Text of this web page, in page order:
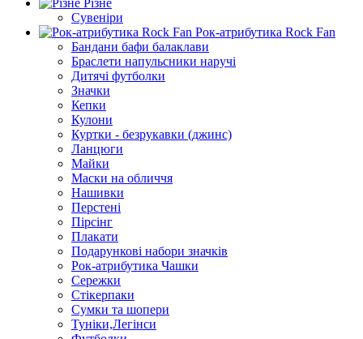
Різне
Сувеніри
Рок-атрибутика Rock Fan
Бандани бафи балаклави
Браслети напульсники наручі
Дитячі футболки
Значки
Кепки
Кулони
Куртки - безрукавки (джинс)
Ланцюги
Майки
Маски на обличчя
Нашивки
Перстені
Пірсінг
Плакати
Подарункові набори значків
Рок-атрибутика Чашки
Сережки
Стікерпаки
Сумки та шопери
Туніки,Легінси